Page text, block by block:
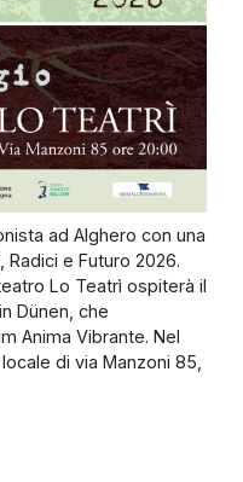
ad Alghero con una
Radici e Futuro 2026.
Lo Teatrì ospiterà il
Dünen, che
Anima Vibrante. Nel
di via Manzoni 85,